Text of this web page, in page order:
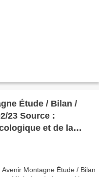
Étude / Bilan /
23 Source :
et de la